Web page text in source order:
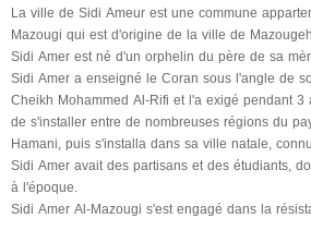
La ville de Sidi Ameur est une commune
Mazougi qui est d'origine de la ville de
Sidi Amer est né d'un orphelin du père de sa
Sidi Amer a enseigné le Coran sous l'angle de
Cheikh Mohammed Al-Rifi et l'a exigé pendant
de s'installer entre de nombreuses régions du
Hamani, puis s'installa dans sa ville natale,
Sidi Amer avait des partisans et des étudiants,
à l'époque.
Sidi Amer Al-Mazougi s'est engagé dans la